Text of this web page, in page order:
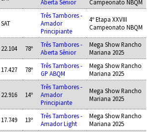
Aberta Sênior Campeonato NBQM
SAT
Três Tambores -
Amador
Principiante
4º Etapa XXVIII
Campeonato NBQM
22.104 78º
Três Tambores -
Aberta Sênior
Mega Show Rancho
Mariana 2025
17.427 78º
Três Tambores -
GP ABQM
Mega Show Rancho
Mariana 2025
22.916 14º
Três Tambores -
Amador
Principiante
Mega Show Rancho
Mariana 2025
17.749 13º
Três Tambores -
Amador Light
Mega Show Rancho
Mariana 2025